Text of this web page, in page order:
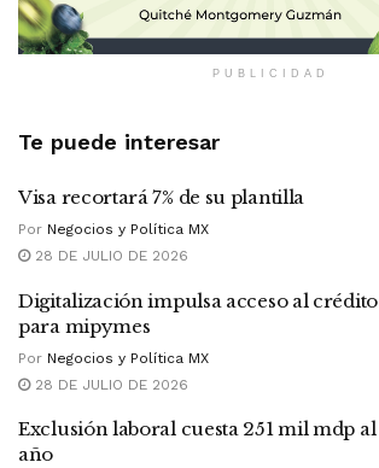
PUBLICIDAD
Te puede interesar
Visa recortará 7% de su plantilla
Por Negocios y Política MX
28 DE JULIO DE 2026
Digitalización impulsa acceso al crédito
para mipymes
Por Negocios y Política MX
28 DE JULIO DE 2026
Exclusión laboral cuesta 251 mil mdp al
año